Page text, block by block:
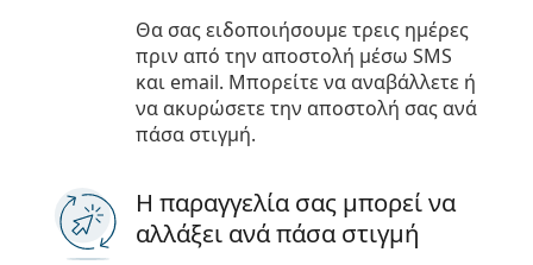
Θα σας ειδοποιήσουμε τρεις ημέρες
πριν από την αποστολή μέσω SMS
και email. Μπορείτε να αναβάλλετε ή
να ακυρώσετε την αποστολή σας ανά
πάσα στιγμή.
Η παραγγελία σας μπορεί να
αλλάξει ανά πάσα στιγμή